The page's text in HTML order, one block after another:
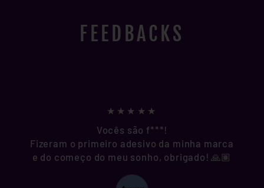
FEEDBACKS
★★★★★
Vocês são f***!
Fizeram o primeiro adesivo da minha marca
e do começo do meu sonho, obrigado! 🙏🏽